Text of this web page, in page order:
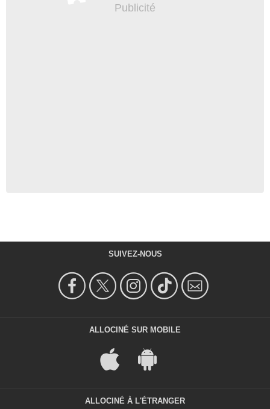
SUIVEZ-NOUS
ALLOCINÉ SUR MOBILE
ALLOCINÉ À L'ÉTRANGER